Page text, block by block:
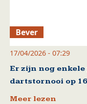
Bever
17/04/2026 - 07:29
Er zijn nog
dartstornooi op
Meer lezen